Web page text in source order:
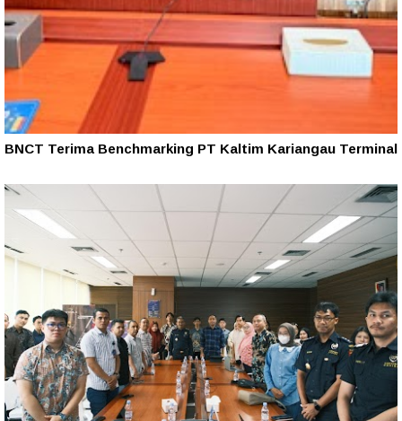
BNCT Terima Benchmarking PT Kaltim Kariangau Terminal